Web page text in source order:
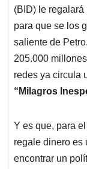
(BID) le
para que se los
saliente de
205.000
redes ya circula
“Milagros
Y es que, para
regale dinero es
encontrar un